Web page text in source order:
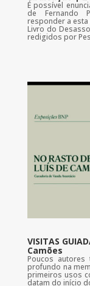
É possível
de Fernando
responder a
Livro do
redigidos por
VISITAS
Camões
Poucos
profundo na
primeiros usos
datam do início